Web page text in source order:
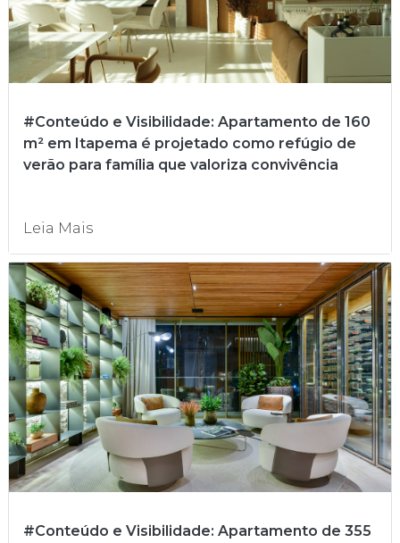
#Conteúdo e Visibilidade: Apartamento de 160
m² em Itapema é projetado como refúgio de
verão para família que valoriza convivência
Leia Mais
#Conteúdo e Visibilidade: Apartamento de 355